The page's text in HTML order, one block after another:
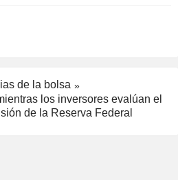
de la bolsa
los inversores evalúan el
de la Reserva Federal